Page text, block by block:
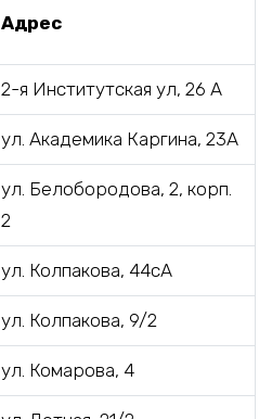
Адрес
2-я Институтская ул, 26 А
ул. Академика Каргина, 23А
ул. Белобородова, 2, корп.
2
ул. Колпакова, 44сА
ул. Колпакова, 9/2
ул. Комарова, 4